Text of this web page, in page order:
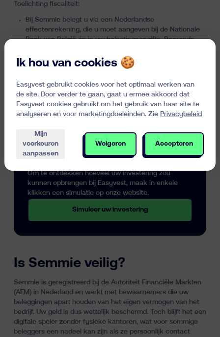
Toelichting fiscaliteit:
Bij Semmie belegt u via een Nederlandse
effectenrekening, die u moet aangeven bij de Nationale
Bank van België én in uw belastingaangifte. Roerende
Bij Easyvest belegt u via een Belgische
gereglementeerde rekening. Alle fiscaliteit (taks op
automatisch geregeld.
Bereken uw potentieel
rendement
Om te ontdekken hoeveel uw investering zou
kunnen opbrengen bij Easyvest, maak in enkele
klikken een simulatie op onze website.
Simuleer uw investering
Is Semmie veilig?
Semmie is geregistreerd bij de Autoriteit Financiële Markten
(AFM) in Nederland en werkt met bewaarnemers die uw
beleggingen apart houden van het eigen vermogen van het
bedrijf. Uw geld is dus wettelijk beschermd. Toch blijft het een
digitale speler zonder fysieke kantoren, wat voor sommige
beleggers een nadeel kan zijn als ze persoonlijk contact
Ik hou van cookies 🍪
Easyvest gebruikt cookies voor het optimaal werken van
de site. Door verder te gaan, gaat u ermee akkoord dat
Easyvest cookies gebruikt om het gebruik van haar site te
analyseren en voor marketingdoeleinden. Zie Privacybeleid
Mijn
voorkeuren
aanpassen
Weigeren Accepteren